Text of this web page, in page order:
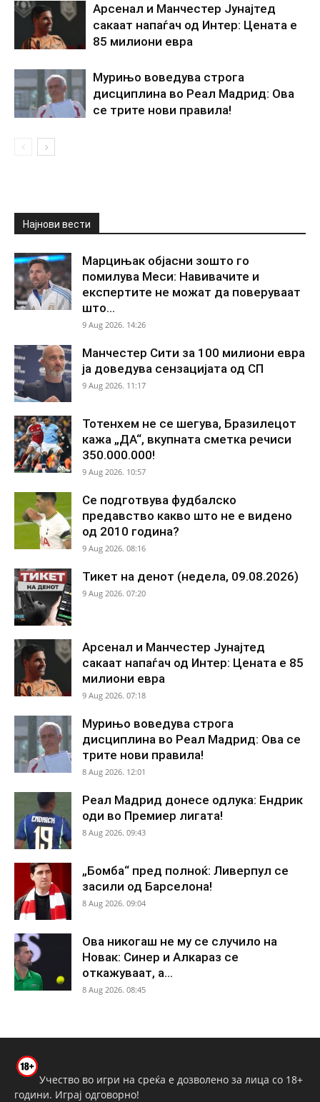
Арсенал и Манчестер Јунајтед
сакаат напаѓач од Интер: Цената е
85 милиони евра
Мурињо воведува строга
дисциплина во Реал Мадрид: Ова
се трите нови правила!
Најнови вести
Марцињак објасни зошто го
помилува Меси: Навивачите и
експертите не можат да поверуваат
што...
9 Aug 2026. 14:26
Манчестер Сити за 100 милиони евра
ја доведува сензацијата од СП
9 Aug 2026. 11:17
Тотенхем не се шегува, Бразилецот
кажа „ДА“, вкупната сметка речиси
350.000.000!
9 Aug 2026. 10:57
Се подготвува фудбалско
предавство какво што не е видено
од 2010 година?
9 Aug 2026. 08:16
Тикет на денот (недела, 09.08.2026)
9 Aug 2026. 07:20
Арсенал и Манчестер Јунајтед
сакаат напаѓач од Интер: Цената е 85
милиони евра
9 Aug 2026. 07:18
Мурињо воведува строга
дисциплина во Реал Мадрид: Ова се
трите нови правила!
8 Aug 2026. 12:01
Реал Мадрид донесе одлука: Ендрик
оди во Премиер лигата!
8 Aug 2026. 09:43
„Бомба“ пред полноќ: Ливерпул се
засили од Барселона!
8 Aug 2026. 09:04
Ова никогаш не му се случило на
Новак: Синер и Алкараз се
откажуваат, а...
8 Aug 2026. 08:45
Учество во игри на среќа е дозволено за лица со 18+
години. Играј одговорно!